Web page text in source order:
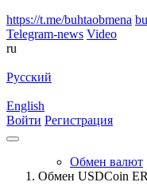
https://t.me/buhtaobmena
Telegram-news Video
ru
Русский
English
Войти Регистрация
Обмен валют
Обмен USDCoin